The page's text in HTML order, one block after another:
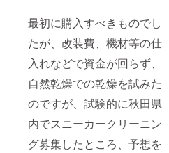
最初に購入すべきものでし
たが、改装費、機材等の仕
入れなどで資金が回らず、
自然乾燥での乾燥を試みた
のですが、試験的に秋田県
内でスニーカークリーニン
グ募集したところ、予想を